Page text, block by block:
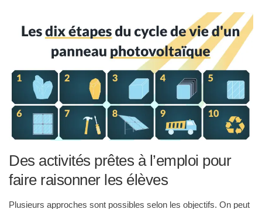
Des activités prêtes à l’emploi pour
faire raisonner les élèves
Plusieurs approches sont possibles selon les objectifs. On peut